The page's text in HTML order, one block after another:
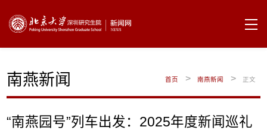
南燕新闻 首页 > 南燕新闻 > 正文
“南燕园号”列车出发：2025年度新闻巡礼